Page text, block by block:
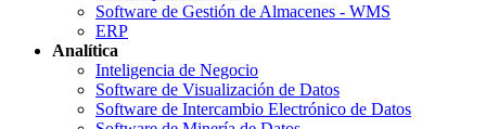
Software de Gestión de Almacenes - WMS
ERP
Analítica
Inteligencia de Negocio
Software de Visualización de Datos
Software de Intercambio Electrónico de Datos